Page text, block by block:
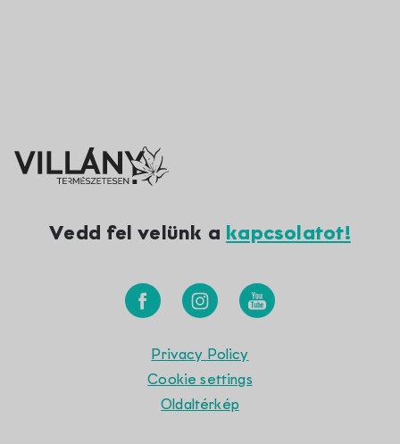
Vedd fel velünk a kapcsolatot!
Privacy Policy
Cookie settings
Oldaltérkép